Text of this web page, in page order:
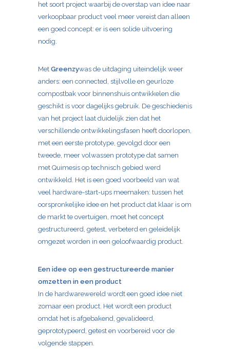
het soort project waarbij de overstap van idee naar
verkoopbaar product veel meer vereist dan alleen
een goed concept: er is een solide uitvoering
nodig.
Met Greenzywas de uitdaging uiteindelijk weer
anders: een connected, stijlvolle en geurloze
compostbak voor binnenshuis ontwikkelen die
geschikt is voor dagelijks gebruik. De geschiedenis
van het project laat duidelijk zien dat het
verschillende ontwikkelingsfasen heeft doorlopen,
met een eerste prototype, gevolgd door een
tweede, meer volwassen prototype dat samen
met Quimesis op technisch gebied werd
ontwikkeld. Het is een goed voorbeeld van wat
veel hardware-start-ups meemaken: tussen het
oorspronkelijke idee en het product dat klaar is om
de markt te overtuigen, moet het concept
gestructureerd, getest, verbeterd en geleidelijk
omgezet worden in een geloofwaardig product.
Een idee op een gestructureerde manier
omzetten in een product
In de hardwarewereld wordt een goed idee niet
zomaar een product. Het wordt een product
omdat het is afgebakend, gevalideerd,
geprototypeerd, getest en voorbereid voor de
volgende stappen.